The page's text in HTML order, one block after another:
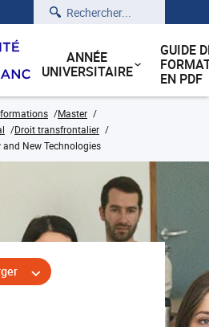
Rechercher
ANNÉE
UNIVERSITAIRE
GUIDE
EN PDF
Master
Droit transfrontalier
New Technologies